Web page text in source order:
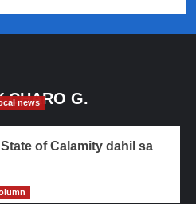
CHARO G.
news
of Calamity dahil sa